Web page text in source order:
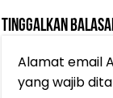
Tinggalkan
Alamat email
yang wajib